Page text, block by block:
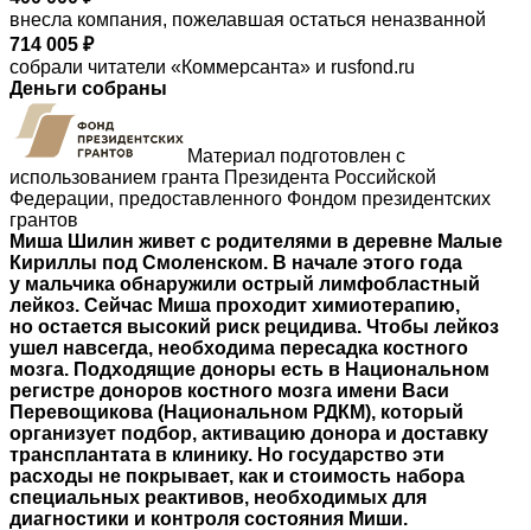
внесла компания, пожелавшая остаться неназванной
714 005 ₽
собрали читатели «Коммерсанта» и rusfond.ru
Деньги собраны
Материал подготовлен с
использованием гранта Президента Российской
Федерации, предоставленного Фондом президентских
грантов
Миша Шилин живет с родителями в деревне Малые
Кириллы под Смоленском. В начале этого года
у мальчика обнаружили острый лимфобластный
лейкоз. Сейчас Миша проходит химиотерапию,
но остается высокий риск рецидива. Чтобы лейкоз
ушел навсегда, необходима пересадка костного
мозга. Подходящие доноры есть в Национальном
регистре доноров костного мозга имени Васи
Перевощикова (Национальном РДКМ), который
организует подбор, активацию донора и доставку
трансплантата в клинику. Но государство эти
расходы не покрывает, как и стоимость набора
специальных реактивов, необходимых для
диагностики и контроля состояния Миши.